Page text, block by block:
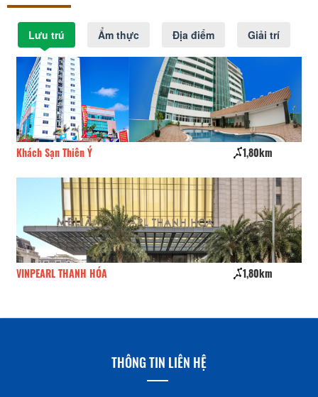
Lưu trú Ẩm thực Địa điểm Giải trí
Khách sạn Thiên Ý 01
Khách sạn Minh Hằng 3
THÔNG TIN LIÊN HỆ